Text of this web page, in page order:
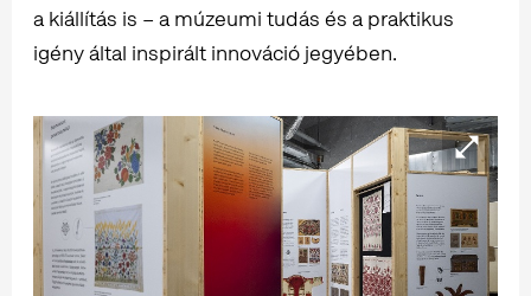
a kiállítás is – a múzeumi tudás és a praktikus
igény által inspirált innováció jegyében.